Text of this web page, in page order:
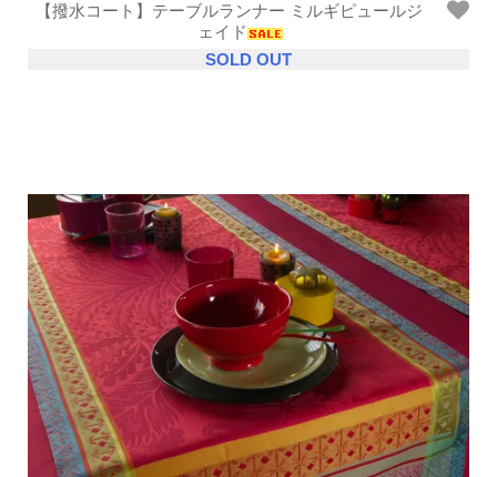
【撥水コート】テーブルランナー ミルギピュールジ
ェイド
SOLD OUT